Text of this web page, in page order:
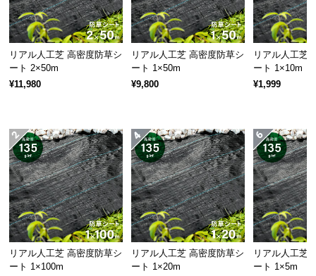
ム
特
一
人
気
ア
イ
テ
ム
ラ
ン
リアル人工芝 高密度防草シ
ート 2×50m
¥11,980
リアル人工芝 高密度防草シ
ート 1×100m
リアル人工芝 高密度防草シ
ート 1×50m
¥9,800
リアル人工芝 高密度防草シ
ート 1×20m
リアル人工芝
ート 1×10m
¥1,999
リアル人工芝
ート 1×5m